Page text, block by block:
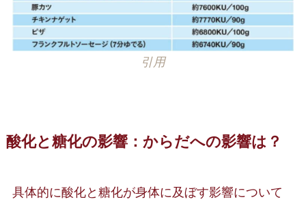
引用
酸化と糖化の影響：からだへの影響は？
具体的に酸化と糖化が身体に及ぼす影響について